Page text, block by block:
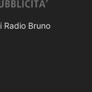
Radio Bruno